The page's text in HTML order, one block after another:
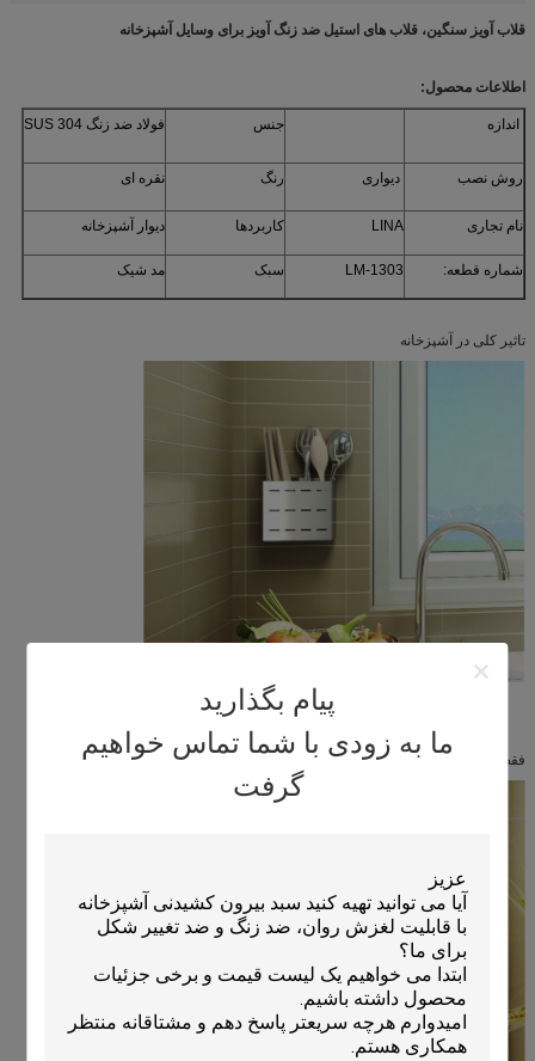
پیام بگذارید
ما به زودی با شما تماس خواهیم
گرفت
قلاب آویز سنگین، قلاب های استیل ضد زنگ آویز برای وسایل آشپزخانه
اطلاعات محصول:
اندازه جنس فولاد ضد زنگ SUS 304
روش نصب دیواری رنگ نقره ای
نام تجاری LINA کاربردها دیوار آشپزخانه
شماره قطعه: LM-1303 سبک مد شیک
تاثیر کلی در آشپزخانه
فقط به دیوار بچسبانید، طراحی گیره برای بیرون آوردن آسان برای تمیز کردن.